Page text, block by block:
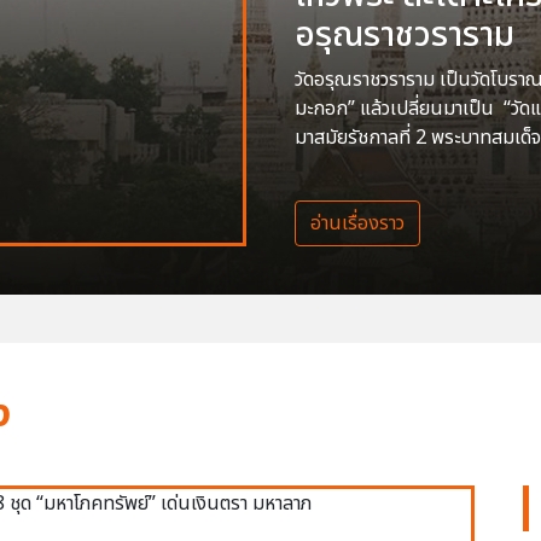
อรุณราชวราราม
วัดอรุณราชวราราม เป็นวัดโบร
มะกอก” แล้วเปลี่ยนมาเป็น “วั
มาสมัยรัชกาลที่ 2 พระบาทสมเด็
อ่านเรื่องราว